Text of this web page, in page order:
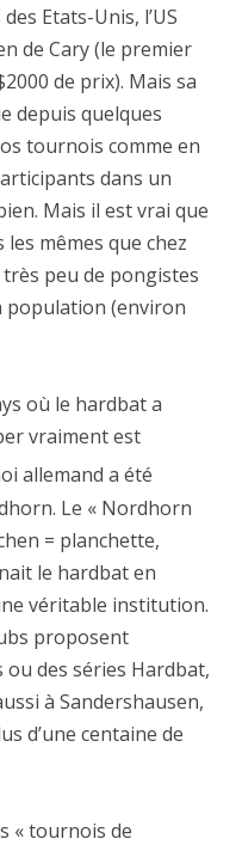
Etats-Unis, l’US
de Cary (le premier
de prix). Mais sa
depuis quelques
tournois comme en
dans un
Mais il est vrai que
mêmes que chez
peu de pongistes
population (environ
où le hardbat a
vraiment est
allemand a été
Le « Nordhorn
= planchette,
le hardbat en
véritable institution.
proposent
des séries Hardbat,
à Sandershausen,
d’une centaine de
« tournois de